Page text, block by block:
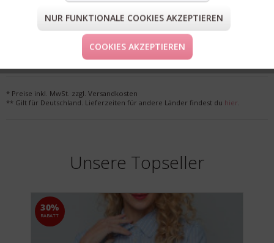
FORM & GRÖSSE
LIEFERUNG & KOSTENLOSE RETOURE
* Preise inkl. MwSt. zzgl. Versandkosten
** Gilt für Deutschland. Lieferzeiten für andere Länder findest du hier.
Unsere Topseller
30%
RABATT
NUR FUNKTIONALE COOKIES AKZEPTIEREN
COOKIES AKZEPTIEREN